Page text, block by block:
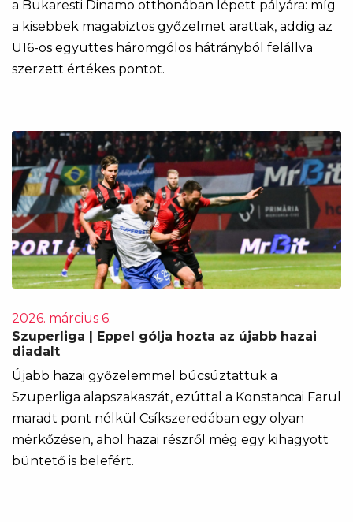
a Bukaresti Dinamo otthonában lépett pályára: míg
a kisebbek magabiztos győzelmet arattak, addig az
U16-os együttes háromgólos hátrányból felállva
szerzett értékes pontot.
2026. március 6.
Szuperliga | Eppel gólja hozta az újabb hazai
diadalt
Újabb hazai győzelemmel búcsúztattuk a
Szuperliga alapszakaszát, ezúttal a Konstancai Farul
maradt pont nélkül Csíkszeredában egy olyan
mérkőzésen, ahol hazai részről még egy kihagyott
büntető is belefért.